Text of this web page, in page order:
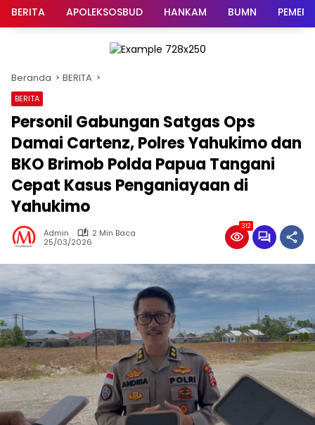
BERITA APOLEKSOSBUD HANKAM BUMN
Beranda BERITA
BERITA
Personil Gabungan Satgas Ops
Damai Cartenz, Polres Yahukimo dan
BKO Brimob Polda Papua Tangani
Cepat Kasus Penganiayaan di
Yahukimo
Admin
2 Min Baca
25/03/2026
312